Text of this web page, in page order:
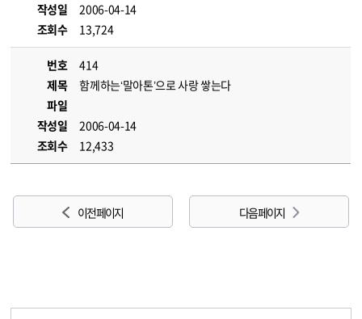
작성일
2006-04-14
조회수
13,724
번호
414
제목
함께하는‘말아톤’으로 사랑 쌓는다
파일
작성일
2006-04-14
조회수
12,433
이전 페이지 다음 페이지